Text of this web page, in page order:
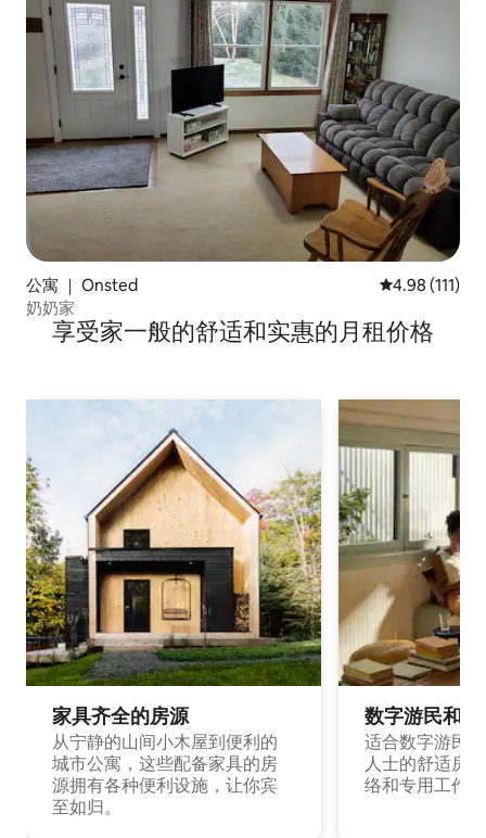
公寓 ｜ Onsted 平均评分 4.98
4.98 (111)
奶奶家
享受家一般的舒适和实惠的月租价格
家具齐全的房源
从宁静的山间小木屋到便利的
城市公寓，这些配备家具的房
源拥有各种便利设施，让你宾
至如归。
数字游民和
适合数字游民
人士的舒适房
络和专用工作